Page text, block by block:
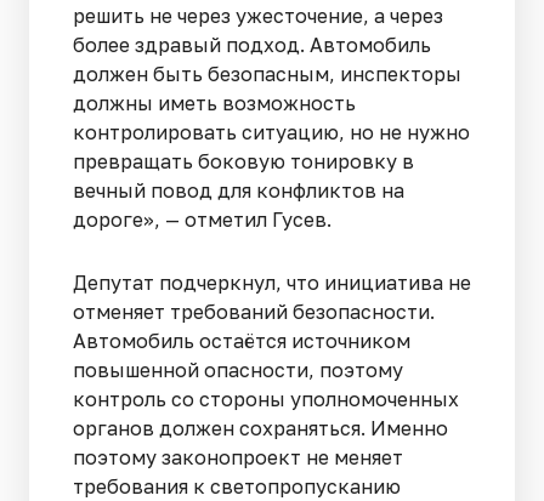
решить не через ужесточение, а через
более здравый подход. Автомобиль
должен быть безопасным, инспекторы
должны иметь возможность
контролировать ситуацию, но не нужно
превращать боковую тонировку в
вечный повод для конфликтов на
дороге», — отметил Гусев.
Депутат подчеркнул, что инициатива не
отменяет требований безопасности.
Автомобиль остаётся источником
повышенной опасности, поэтому
контроль со стороны уполномоченных
органов должен сохраняться. Именно
поэтому законопроект не меняет
требования к светопропусканию